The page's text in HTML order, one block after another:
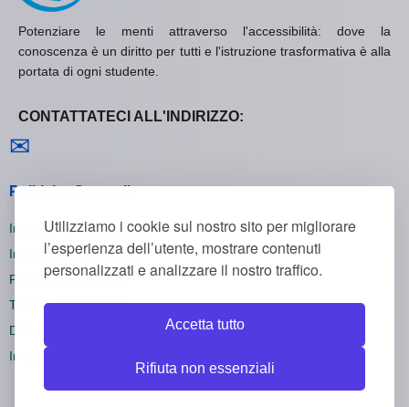
Utilizziamo i cookie sul nostro sito per migliorare
l’esperienza dell’utente, mostrare contenuti
personalizzati e analizzare il nostro traffico.
Accetta tutto
Rifiuta non essenziali
Potenziare le menti attraverso l'accessibilità: dove la
conoscenza è un diritto per tutti e l'istruzione trasformativa è alla
portata di ogni studente.
CONTATTATECI ALL'INDIRIZZO:
✉
Politiche Generali
Informativa sulla Privacy
Informativa sui Cookie
Politica di Rimborso
Termini e Condizioni
Disiscriversi
Impostazioni dei cookie